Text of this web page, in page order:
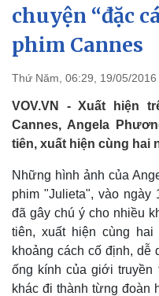
Đảng
Tổ chức nhân sự
Quốc hội
Nhận diện sự thật
chuyện “đặc
phim Cannes
Thứ Năm, 06:29, 19/05/2016
VOV.VN - Xuất hiện
Cannes, Angela
tiên, xuất hiện cùng hai
Những hình ảnh của
phim "Julieta", vào ngày
đã gây chú ý cho nhiều
tiên, xuất hiện cùng
khoảng cách cố định,
ống kính của giới truyền
khác đi thành từng đoàn